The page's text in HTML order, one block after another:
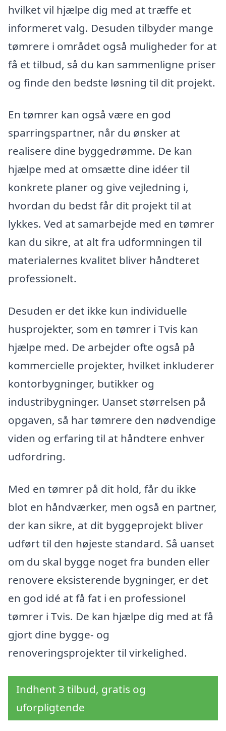
hvilket vil hjælpe dig med at træffe et
informeret valg. Desuden tilbyder mange
tømrere i området også muligheder for at
få et tilbud, så du kan sammenligne priser
og finde den bedste løsning til dit projekt.
En tømrer kan også være en god
sparringspartner, når du ønsker at
realisere dine byggedrømme. De kan
hjælpe med at omsætte dine idéer til
konkrete planer og give vejledning i,
hvordan du bedst får dit projekt til at
lykkes. Ved at samarbejde med en tømrer
kan du sikre, at alt fra udformningen til
materialernes kvalitet bliver håndteret
professionelt.
Desuden er det ikke kun individuelle
husprojekter, som en tømrer i Tvis kan
hjælpe med. De arbejder ofte også på
kommercielle projekter, hvilket inkluderer
kontorbygninger, butikker og
industribygninger. Uanset størrelsen på
opgaven, så har tømrere den nødvendige
viden og erfaring til at håndtere enhver
udfordring.
Med en tømrer på dit hold, får du ikke
blot en håndværker, men også en partner,
der kan sikre, at dit byggeprojekt bliver
udført til den højeste standard. Så uanset
om du skal bygge noget fra bunden eller
renovere eksisterende bygninger, er det
en god idé at få fat i en professionel
tømrer i Tvis. De kan hjælpe dig med at få
gjort dine bygge- og
renoveringsprojekter til virkelighed.
Indhent 3 tilbud, gratis og
uforpligtende